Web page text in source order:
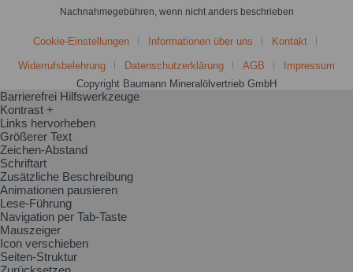
Nachnahmegebühren, wenn nicht anders beschrieben
Cookie-Einstellungen Informationen über uns Kontakt
Widerrufsbelehrung Datenschutzerklärung AGB
Impressum
Copyright Baumann Mineralölvertrieb GmbH
Barrierefrei Hilfswerkzeuge
Kontrast +
Links hervorheben
Größerer Text
Zeichen-Abstand
Schriftart
Zusätzliche Beschreibung
Animationen pausieren
Lese-Führung
Navigation per Tab-Taste
Mauszeiger
Icon verschieben
Seiten-Struktur